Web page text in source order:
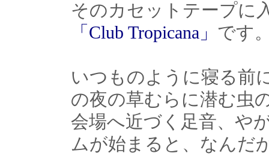
そのカセットテープに
「Club Tropicana」 です
いつものように寝る前
の夜の草むらに潜む虫
会場へ近づく足音、や
ムが始まると、なんだ